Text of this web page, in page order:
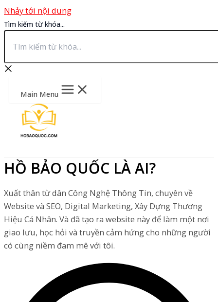
Nhảy tới nội dung
Tìm kiếm từ khóa...
Main Menu
HỒ BẢO QUỐC LÀ AI?
Xuất thân từ dân Công Nghệ Thông Tin, chuyên về
Website và SEO, Digital Marketing, Xây Dựng Thương
Hiệu Cá Nhân. Và đã tạo ra website này để làm một nơi
giao lưu, học hỏi và truyền cảm hứng cho những người
có cùng niềm đam mê với tôi.